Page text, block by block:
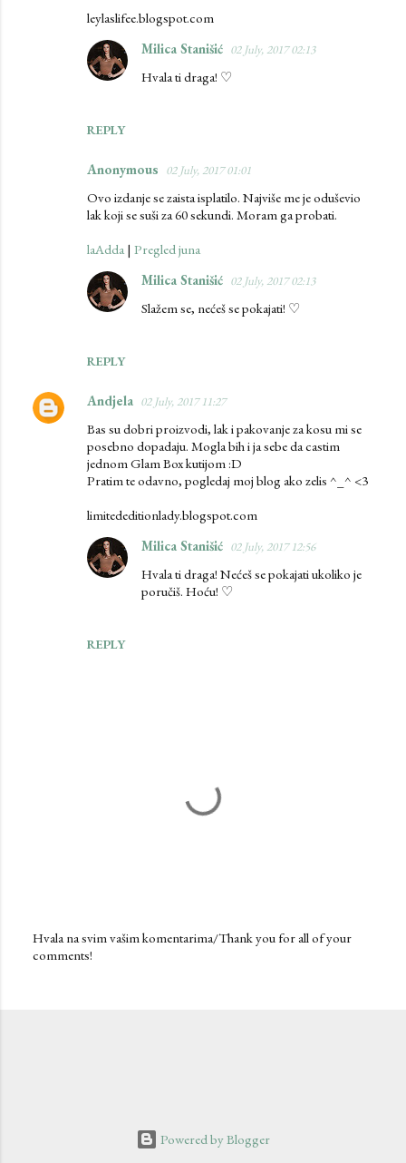
leylaslifee.blogspot.com
REPLY
Milica Stanišić 02 July, 2017 02:13
Hvala ti draga! ♡
Anonymous 02 July, 2017 01:01
Ovo izdanje se zaista isplatilo. Najviše me je oduševio
lak koji se suši za 60 sekundi. Moram ga probati.
laAdda| Pregled juna
REPLY
Milica Stanišić 02 July, 2017 02:13
Slažem se, nećeš se pokajati! ♡
Andjela 02 July, 2017 11:27
Bas su dobri proizvodi, lak i pakovanje za kosu mi se
posebno dopadaju. Mogla bih i ja sebe da castim
jednom Glam Box kutijom :D
Pratim te odavno, pogledaj moj blog ako zelis ^_^ <3
limitededitionlady.blogspot.com
REPLY
Milica Stanišić 02 July, 2017 12:56
Hvala ti draga! Nećeš se pokajati ukoliko je
poručiš. Hoću! ♡
P
Hvala na svim vašim komentarima/Thank you for all of your
comments!
Powered by Blogger